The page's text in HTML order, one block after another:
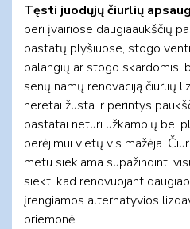
Tęsti juodųjų čiurlių
peri įvairiose daugiaaukščių
pastatų plyšiuose, stogo
palangių ar stogo skardomis,
senų namų renovaciją čiurlių
neretai žūsta ir perintys
pastatai neturi užkampių bei
perėjimui vietų vis mažėja.
metu siekiama supažindinti
siekti kad renovuojant
įrengiamos alternatyvios
priemonė.